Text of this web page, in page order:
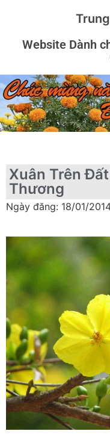
Website Dành
Xuân Trên
Thương
Ngày đăng: 18/01/